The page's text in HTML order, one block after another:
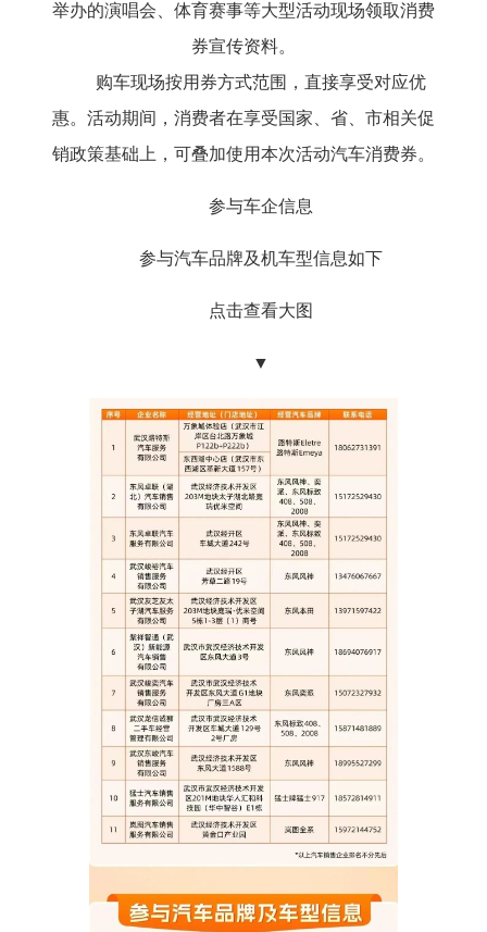
举办的演唱会、体育赛事等大型活动现场领取消费
券宣传资料。
购车现场按用券方式范围，直接享受对应优
惠。 活动期间，消费者在享受国家、省、市相关促
销政策基础上，可叠加使用本次活动汽车消费券。
参与车企信息
参与汽车品牌及机车型信息如下
点击查看大图
▼